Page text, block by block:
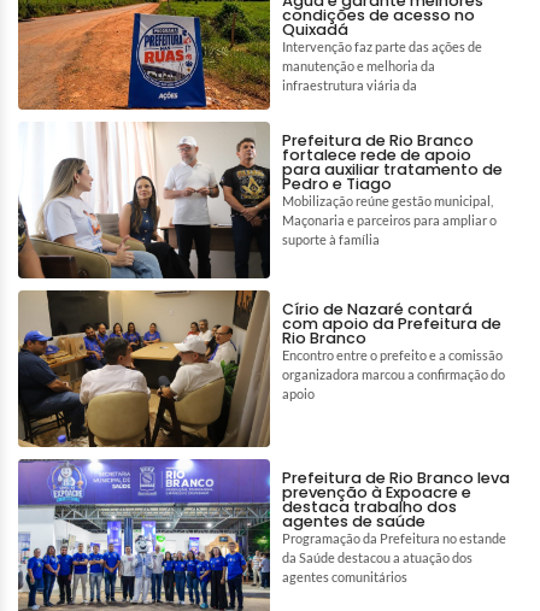
condições de acesso no
Quixadá
Intervenção faz parte das ações de
manutenção e melhoria da
infraestrutura viária da
Prefeitura de Rio Branco
fortalece rede de apoio
para auxiliar tratamento de
Pedro e Tiago
Mobilização reúne gestão municipal,
Maçonaria e parceiros para ampliar o
suporte à família
Círio de Nazaré contará
com apoio da Prefeitura de
Rio Branco
Encontro entre o prefeito e a comissão
organizadora marcou a confirmação do
apoio
Prefeitura de Rio Branco leva
prevenção à Expoacre e
destaca trabalho dos
agentes de saúde
Programação da Prefeitura no estande
da Saúde destacou a atuação dos
agentes comunitários